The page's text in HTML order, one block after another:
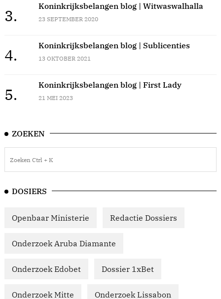
3.
Koninkrijksbelangen blog | Witwaswalhalla
23 SEPTEMBER 2020
4.
Koninkrijksbelangen blog | Sublicenties
13 OKTOBER 2021
5.
Koninkrijksbelangen blog | First Lady
21 MEI 2023
ZOEKEN
DOSIERS
Openbaar Ministerie Redactie Dossiers
Onderzoek Aruba Diamante
Onderzoek Edobet Dossier 1xBet
Onderzoek Mitte Onderzoek Lissabon